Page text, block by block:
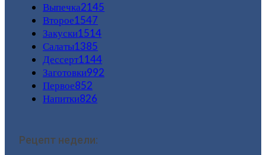
Выпечка2145
Второе1547
Закуски1514
Салаты1385
Дессерт1144
Заготовки992
Первое852
Напитки826
Рецепт недели: